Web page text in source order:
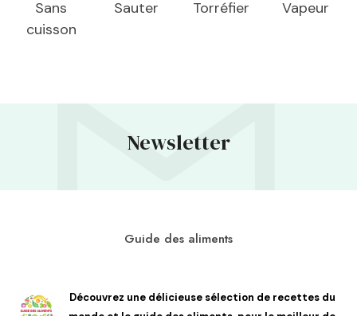
Sans
cuisson
Sauter Torréfier Vapeur
Newsletter
Guide des aliments
Découvrez une délicieuse sélection de recettes du